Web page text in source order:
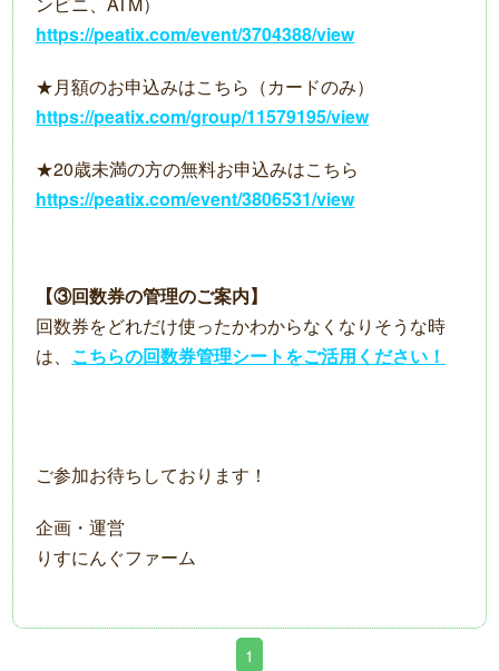
https://peatix.com/event/3704388/view
★月額のお申込みはこちら（カードのみ）
https://peatix.com/group/11579195/view
★20歳未満の方の無料お申込みはこちら
https://peatix.com/event/3806531/view
【③回数券の管理のご案内】
回数券をどれだけ使ったかわからなくなりそうな時
は、 こちらの回数券管理シートをご活用ください！
ご参加お待ちしております！
企画・運営
りすにんぐファーム
1